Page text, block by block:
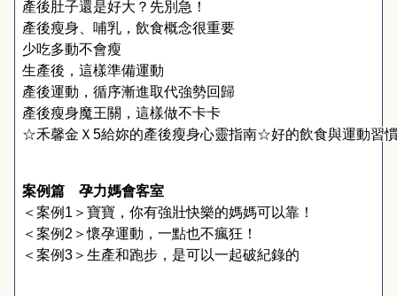
產後肚子還是好大？先別急！
產後瘦身、哺乳，飲食概念很重要
少吃多動不會瘦
生產後，這樣準備運動
產後運動，循序漸進取代強勢回歸
產後瘦身魔王關，這樣做不卡卡
☆禾馨金Ｘ 5給妳的產後瘦身心靈指南☆好的飲食與運動習
案例篇　孕力媽會客室
＜案例 1 ＞寶寶，你有強壯快樂的媽媽可以靠！
＜案例 2 ＞懷孕運動，一點也不瘋狂！
＜案例3 ＞生產和跑步，是可以一起破紀錄的